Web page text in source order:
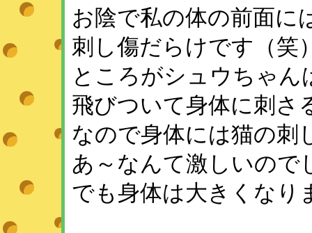
お陰で私の体の前面に
刺し傷だらけです（笑
ところがシュウちゃん
飛びついて身体に刺さ
なので身体には猫の刺
あ～なんて激しいので
でも身体は大きくなり